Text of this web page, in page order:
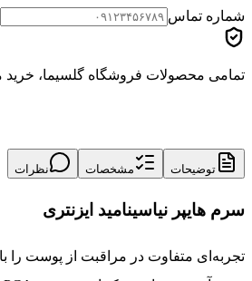
شماره تماس
تمامی محصولات فروشگاه گلسیما، خرید
توضیحات مشخصات نظرات
سرم هایپر نیاسینامید ایزنتری